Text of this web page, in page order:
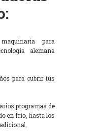
para
alemana
para cubrir tus
programas de
en frío, hasta los